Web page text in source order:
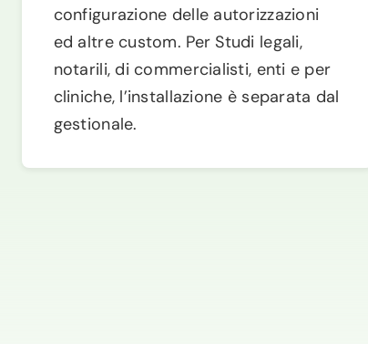
configurazione delle autorizzazioni
ed altre custom. Per Studi legali,
notarili, di commercialisti, enti e per
cliniche, l’installazione è separata dal
gestionale.